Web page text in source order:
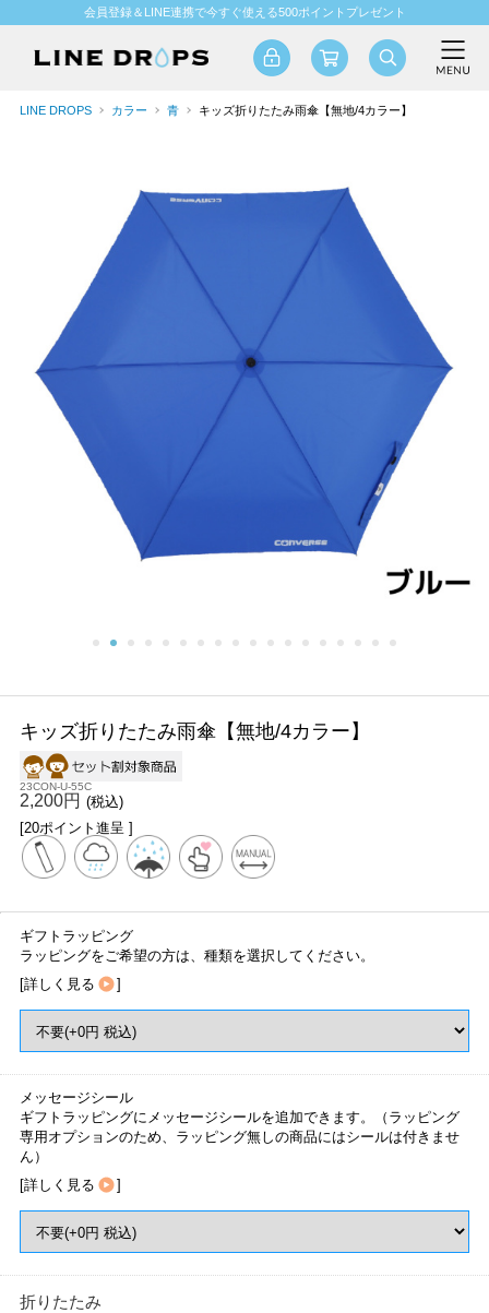
会員登録＆LINE連携で今すぐ使える500ポイントプレゼント
LINE DROPS カラー 青 キッズ折りたたみ雨傘【無地/4カラー】
キッズ折りたたみ雨傘【無地/4カラー】
23CON-U-55C
2,200円 (税込)
[20ポイント進呈 ]
ギフトラッピング
ラッピングをご希望の方は、種類を選択してください。
[詳しく見る ]
メッセージシール
ギフトラッピングにメッセージシールを追加できます。（ラッピング
専用オプションのため、ラッピング無しの商品にはシールは付きませ
ん）
[詳しく見る ]
折りたたみ